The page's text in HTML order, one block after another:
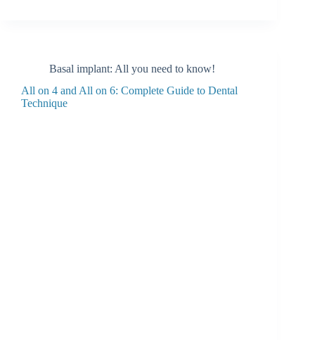
Basal implant: All you need to know!
All on 4 and All on 6: Complete Guide to Dental
Technique